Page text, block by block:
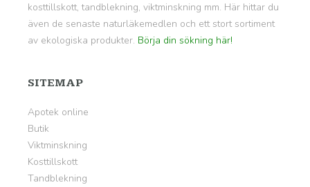
kosttillskott, tandblekning, viktminskning mm. Här hittar du
även de senaste naturläkemedlen och ett stort sortiment
av ekologiska produkter. Börja din sökning här!
SITEMAP
Apotek online
Butik
Viktminskning
Kosttillskott
Tandblekning